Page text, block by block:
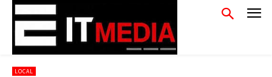
LOCAL